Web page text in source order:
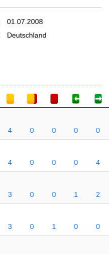
01.07.2008
Deutschland
4 0 0 0 0
4 0 0 0 4
3 0 0 1 2
3 0 1 0 0